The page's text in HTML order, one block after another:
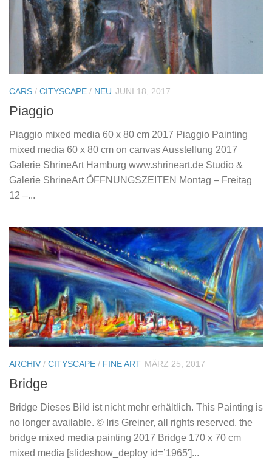
CARS / CITYSCAPE / NEU JUNI 18, 2017
Piaggio
Piaggio mixed media 60 x 80 cm 2017 Piaggio Painting
mixed media 60 x 80 cm on canvas Ausstellung 2017
Galerie ShrineArt Hamburg www.shrineart.de Studio &
Galerie ShrineArt ÖFFNUNGSZEITEN Montag – Freitag
12 –...
ARCHIV / CITYSCAPE / FINE ART MÄRZ 25, 2017
Bridge
Bridge Dieses Bild ist nicht mehr erhältlich. This Painting is
no longer available. © Iris Greiner, all rights reserved. the
bridge mixed media painting 2017 Bridge 170 x 70 cm
mixed media [slideshow_deploy id=’1965′]...